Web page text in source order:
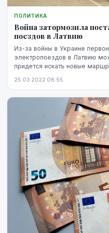
ПОЛИТИКА
Война затормозила
поездов в Латвию
Из-за войны в Украине
электропоездов в Латвию
придется искать новые
25.03.2022 08:55